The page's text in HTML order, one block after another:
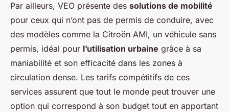
Par ailleurs, VEO présente des solutions de mobilité
pour ceux qui n’ont pas de permis de conduire, avec
des modèles comme la Citroën AMI, un véhicule sans
permis, idéal pour l’utilisation urbaine grâce à sa
maniabilité et son efficacité dans les zones à
circulation dense. Les tarifs compétitifs de ces
services assurent que tout le monde peut trouver une
option qui correspond à son budget tout en apportant